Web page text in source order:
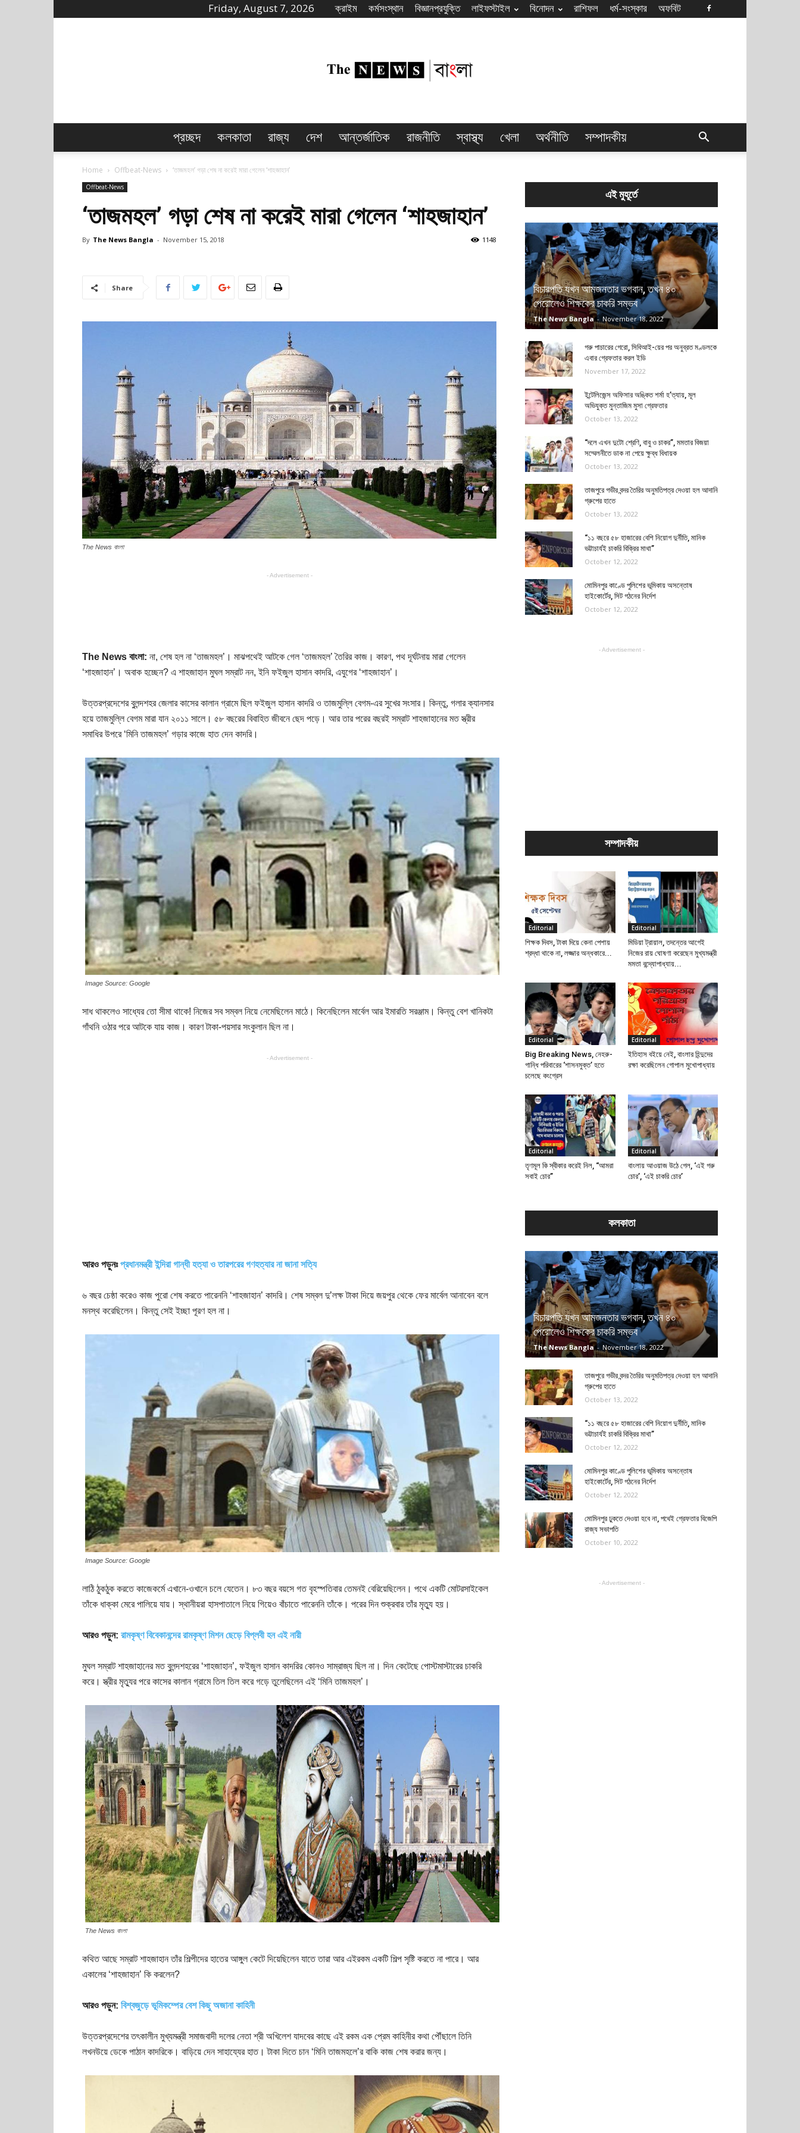
Friday, August 7, 2026 ক্রাইম কর্মসংস্থান বিজ্ঞানপ্রযুক্তি লাইফস্টাইল বিনোদন রাশিফল ধৰ্ম-সংস্কার অফবিট
প্রচ্ছদ কলকাতা রাজ্য দেশ আন্তর্জাতিক রাজনীতি স্বাস্থ্য খেলা অর্থনীতি সম্পাদকীয়
Home Offbeat-News ‘তাজমহল’ গড়া শেষ না করেই মারা গেলেন ‘শাহজাহান’
Offbeat-News
‘তাজমহল’ গড়া শেষ না করেই মারা গেলেন ‘শাহজাহান’
By The News Bangla - November 15, 2018 1148
Share
The News বাংলা
- Advertisement -
The News বাংলা: না, শেষ হল না ‘তাজমহল’। মাঝপথেই আটকে গেল ‘তাজমহল’ তৈরির কাজ। কারণ, পথ দূর্ঘটনায় মারা গেলেন
‘শাহজাহান’। অবাক হচ্ছেন? এ শাহজাহান মুঘল সম্রাট নন, ইনি ফইজুল হাসান কাদরি, এযুগের ‘শাহজাহান’।
উত্তরপ্রদেশের বুলন্দশহর জেলার কাসের কালান গ্রামে ছিল ফইজুল হাসান কাদরি ও তাজমুল্লি বেগম-এর সুখের সংসার। কিন্তু, গলার ক্যানসার
হয়ে তাজমুল্লি বেগম মারা যান ২০১১ সালে। ৫৮ বছরের বিবাহিত জীবনে ছেদ পড়ে। আর তার পরের বছরই সম্রাট শাহজাহানের মত স্ত্রীর
সমাধির উপরে ‘মিনি তাজমহল’ গড়ার কাজে হাত দেন কাদরি।
Image Source: Google
সাধ থাকলেও সাধ্যের তো সীমা থাকে! নিজের সব সম্বল নিয়ে নেমেছিলেন মাঠে। কিনেছিলেন মার্বেল আর ইমারতি সরঞ্জাম। কিন্তু বেশ খানিকটা
গাঁথনি ওঠার পরে আটকে যায় কাজ। কারণ টাকা-পয়সার সংকুলান ছিল না।
- Advertisement -
আরও পড়ুনঃপ্রধানমন্ত্রী ইন্দিরা গান্ধী হত্যা ও তারপরের গণহত্যার না জানা সত্যি
৬ বছর চেষ্ঠা করেও কাজ পুরো শেষ করতে পারেননি ‘শাহজাহান’ কাদরি। শেষ সম্বল দু’লক্ষ টাকা দিয়ে জয়পুর থেকে ফের মার্বেল আনাবেন বলে
মনস্থ করেছিলেন। কিন্তু সেই ইচ্ছা পূরণ হল না।
Image Source: Google
লাঠি ঠুকঠুক করতে কাজেকর্মে এখানে-ওখানে চলে যেতেন। ৮৩ বছর বয়সে গত বৃহস্পতিবার তেমনই বেরিয়েছিলেন। পথে একটি মোটরসাইকেল
তাঁকে ধাক্কা মেরে পালিয়ে যায়। স্থানীয়রা হাসপাতালে নিয়ে গিয়েও বাঁচাতে পারেননি তাঁকে। পরের দিন শুক্রবার তাঁর মৃত্যু হয়।
আরও পড়ুন: রামকৃষ্ণ বিবেকানন্দের রামকৃষ্ণ মিশন ছেড়ে বিপ্লবী হন এই নারী
মুঘল সম্রাট শাহজাহানের মত বুলন্দশহরের ‘শাহজাহান’, ফইজুল হাসান কাদরির কোনও সাম্রাজ্য ছিল না। দিন কেটেছে পোস্টমাস্টারের চাকরি
করে। স্ত্রীর মৃত্যুর পরে কাসের কালান গ্রামে তিল তিল করে গড়ে তুলেছিলেন এই ‘মিনি তাজমহল’।
The News বাংলা
কথিত আছে সম্রাট শাহজাহান তাঁর শিল্পীদের হাতের আঙ্গুল কেটে দিয়েছিলেন যাতে তারা আর এইরকম একটি শিল্প সৃষ্টি করতে না পারে। আর
একালের ‘শাহজাহান’ কি করলেন?
আরও পড়ুন: বিশ্বজুড়ে ভূমিকম্পের বেশ কিছু অজানা কাহিনী
উত্তরপ্রদেশের তৎকালীন মুখ্যমন্ত্রী সমাজবাদী দলের নেতা শ্রী অখিলেশ যাদবের কাছে এই রকম এক প্রেম কাহিনীর কথা পৌঁছালে তিনি
লখনউয়ে ডেকে পাঠান কাদরিকে। বাড়িয়ে দেন সাহায্যের হাত। টাকা দিতে চান ‘মিনি তাজমহলে’র বাকি কাজ শেষ করার জন্য।
এই মুহূর্তে
বিচারপতি যখন আমজনতার ভগবান, তখন ৪০
পেরোলেও শিক্ষকের চাকরি সম্ভব
The News Bangla - November 18, 2022
গরু পাচারের গেরো, সিবিআই-য়ের পর অনুব্রত মণ্ডলকে
এবার গ্রেফতার করল ইডি
November 17, 2022
ইন্টেলিজেন্স অফিসার অঙ্কিত শর্মা হ’ত্যায়, মূল
অভিযুক্ত মুন্তাজিম মুসা গ্রেফতার
October 13, 2022
“দলে এখন দুটো শ্রেণি, বাবু ও চাকর”, মমতার বিজয়া
সম্মেলনীতে ডাক না পেয়ে ক্ষুব্ধ বিধায়ক
October 13, 2022
তাজপুরে গভীর বন্দর তৈরির অনুমতিপত্র দেওয়া হল আদানি
গ্রুপের হাতে
October 13, 2022
“১১ বছরে ৫৮ হাজারের বেশি নিয়োগ দুর্নীতি, মানিক
ভট্টাচার্যই চাকরি বিক্রির মাথা”
October 12, 2022
মোমিনপুর কাণ্ডে পুলিশের ভূমিকায় অসন্তোষ
হাইকোর্টের, সিট গঠনের নির্দেশ
October 12, 2022
- Advertisement -
সম্পাদকীয়
Editorial
শিক্ষক দিবস, টাকা দিয়ে কেনা পেশায়
শ্রদ্ধা থাকে না, লজ্জার অন্ধকারে...
Editorial
মিডিয়া ট্রায়াল, তদন্তের আগেই
নিজের রায় ঘোষণা করেছেন মুখ্যমন্ত্রী
মমতা বন্দ্যোপাধ্যায়...
Editorial
Big Breaking News, নেহরু-
গান্ধি পরিবারের ‘শাসনমুক্ত’ হতে
চলেছে কংগ্রেস
Editorial
ইতিহাস বইয়ে নেই, বাংলার হিন্দুদের
রক্ষা করেছিলেন গোপাল মুখোপাধ্যায়
Editorial
তৃণমূল কি স্বীকার করেই নিল, “আমরা
সবাই চোর”
Editorial
বাংলায় আওয়াজ উঠে গেল, ‘এই গরু
চোর’, ‘এই চাকরি চোর’
কলকাতা
বিচারপতি যখন আমজনতার ভগবান, তখন ৪০
পেরোলেও শিক্ষকের চাকরি সম্ভব
The News Bangla - November 18, 2022
তাজপুরে গভীর বন্দর তৈরির অনুমতিপত্র দেওয়া হল আদানি
গ্রুপের হাতে
October 13, 2022
“১১ বছরে ৫৮ হাজারের বেশি নিয়োগ দুর্নীতি, মানিক
ভট্টাচার্যই চাকরি বিক্রির মাথা”
October 12, 2022
মোমিনপুর কাণ্ডে পুলিশের ভূমিকায় অসন্তোষ
হাইকোর্টের, সিট গঠনের নির্দেশ
October 12, 2022
মোমিনপুর ঢুকতে দেওয়া হবে না, পথেই গ্রেফতার বিজেপি
রাজ্য সভাপতি
October 10, 2022
- Advertisement -